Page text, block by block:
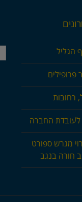
הגליל
פרופילים
רחובות
לעובדת החברה
מגרש ספורט
חורה בנגב